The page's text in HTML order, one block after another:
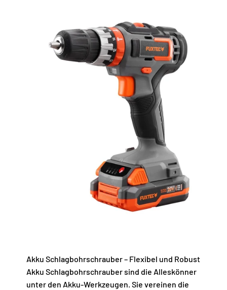
Akku Schlagbohrschrauber – Flexibel und Robust
Akku Schlagbohrschrauber sind die Alleskönner
unter den Akku-Werkzeugen. Sie vereinen die